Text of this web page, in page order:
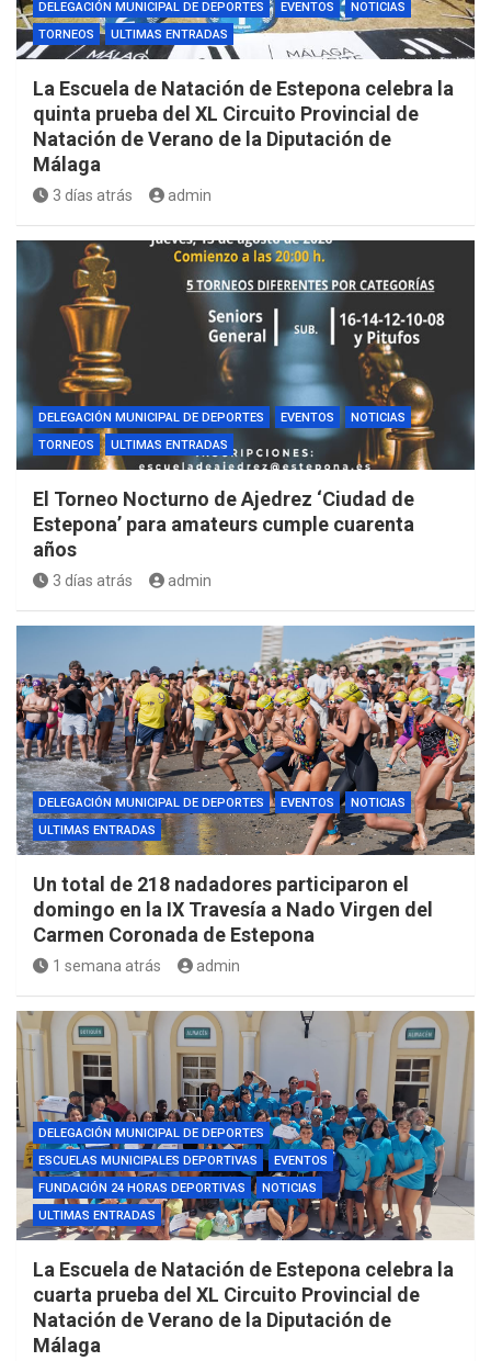
DELEGACIÓN MUNICIPAL DE DEPORTES EVENTOS
NOTICIAS
TORNEOS
ULTIMAS ENTRADAS
La Escuela de Natación de Estepona celebra la
quinta prueba del XL Circuito Provincial de
Natación de Verano de la Diputación de
Málaga
3 días atrás admin
DELEGACIÓN MUNICIPAL DE DEPORTES EVENTOS
NOTICIAS
TORNEOS
ULTIMAS ENTRADAS
El Torneo Nocturno de Ajedrez ‘Ciudad de
Estepona’ para amateurs cumple cuarenta
años
3 días atrás admin
DELEGACIÓN MUNICIPAL DE DEPORTES EVENTOS
NOTICIAS
ULTIMAS ENTRADAS
Un total de 218 nadadores participaron el
domingo en la IX Travesía a Nado Virgen del
Carmen Coronada de Estepona
1 semana atrás admin
DELEGACIÓN MUNICIPAL DE DEPORTES
ESCUELAS MUNICIPALES DEPORTIVAS
EVENTOS
FUNDACIÓN 24 HORAS DEPORTIVAS
NOTICIAS
ULTIMAS ENTRADAS
La Escuela de Natación de Estepona celebra la
cuarta prueba del XL Circuito Provincial de
Natación de Verano de la Diputación de
Málaga